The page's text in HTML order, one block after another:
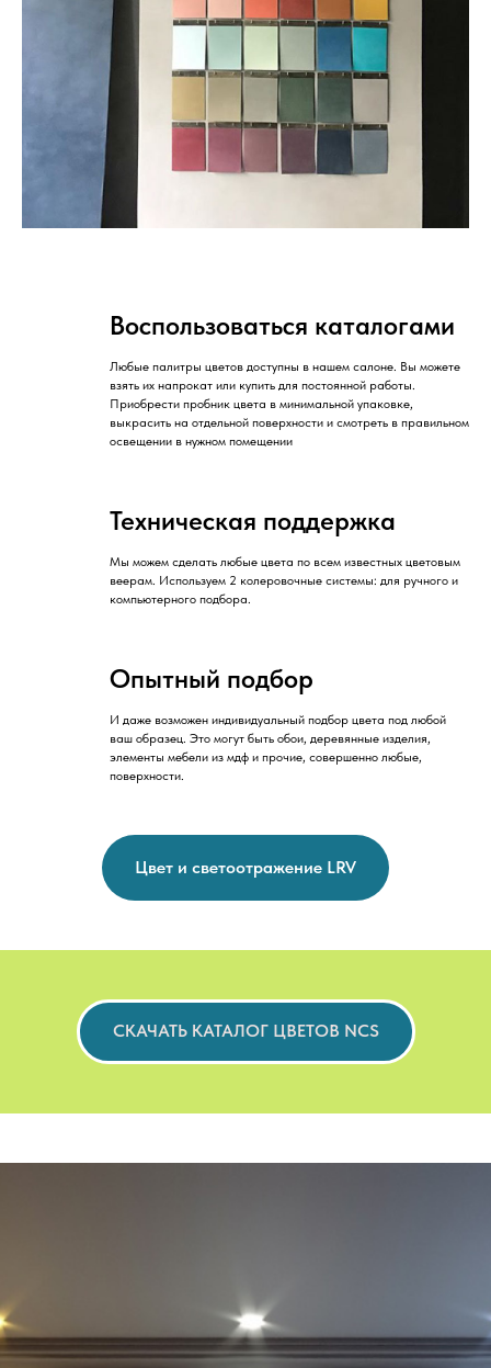
Воспользоваться каталогами
Любые палитры цветов доступны в нашем салоне. Вы можете
взять их напрокат или купить для постоянной работы.
Приобрести пробник цвета в минимальной упаковке,
выкрасить на отдельной поверхности и смотреть в правильном
освещении в нужном помещении
Техническая поддержка
Мы можем сделать любые цвета по всем известных цветовым
веерам. Используем 2 колеровочные системы: для ручного и
компьютерного подбора.
Опытный подбор
И даже возможен индивидуальный подбор цвета под любой
ваш образец. Это могут быть обои, деревянные изделия,
элементы мебели из мдф и прочие, совершенно любые,
поверхности.
Цвет и светоотражение LRV
СКАЧАТЬ КАТАЛОГ ЦВЕТОВ NCS